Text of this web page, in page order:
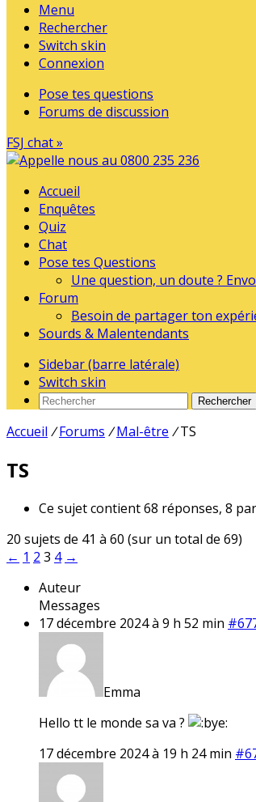
Menu
Rechercher
Switch skin
Connexion
Pose tes questions
Forums de discussion
FSJ chat »
Accueil
Enquêtes
Quiz
Chat
Pose tes Questions
Une question, un doute ?
Forum
Besoin de partager ton
Sourds & Malentendants
Sidebar (barre latérale)
Switch skin
Rechercher
Accueil / Forums / Mal-être / TS
TS
Ce sujet contient 68 réponses, 8
20 sujets de 41 à 60 (sur un total de 69)
← 1 2 3 4 →
Auteur
Messages
17 décembre 2024 à 9 h 52 min
Emma
Hello tt le monde sa va ?
17 décembre 2024 à 19 h 24 min